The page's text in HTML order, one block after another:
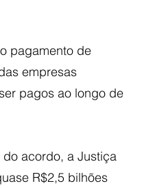
pagamento de
empresas
pagos ao longo de
acordo, a Justiça
R$2,5 bilhões